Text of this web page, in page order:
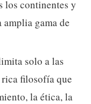
los continentes y
amplia gama de
solo a las
filosofía que
la ética, la